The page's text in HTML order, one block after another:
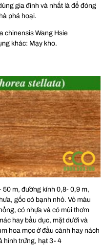
gia đình và nhất là để đóng
phá hoại.
chinensis Wang Hsie
khác: Mạy kho.
m, đường kính 0,8- 0,9 m,
gốc có bạnh nhỏ. Vỏ màu
có nhựa và có mùi thơm
hay bầu dục, mặt dưới và
hoa mọc ở đầu cành hay nách
hình trứng, hạt 3- 4